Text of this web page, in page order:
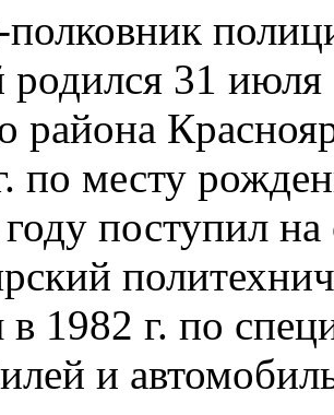
полковник
родился 31 июля
района
по месту
поступил
в 1982 г. по
и